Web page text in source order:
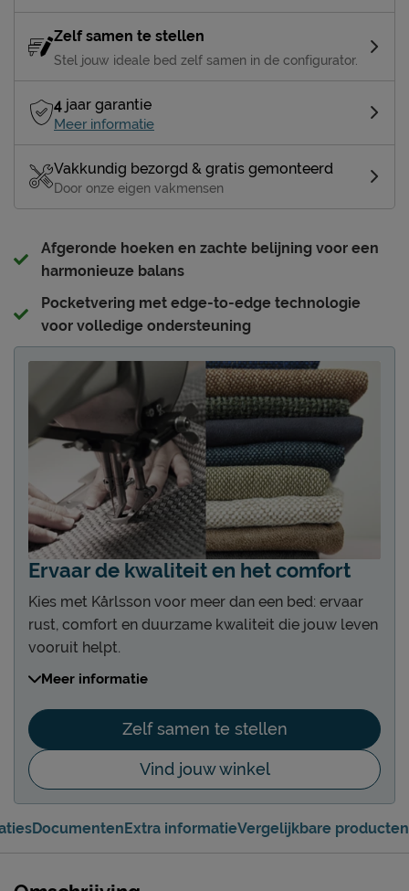
Zelf samen te stellen
Stel jouw ideale bed zelf samen in de configurator.
4 jaar garantie
Meer informatie
Vakkundig bezorgd & gratis gemonteerd
Door onze eigen vakmensen
Afgeronde hoeken en zachte belijning voor een
harmonieuze balans
Pocketvering met edge-to-edge technologie
voor volledige ondersteuning
Ervaar de kwaliteit en het comfort
Kies met Kårlsson voor meer dan een bed: ervaar
rust, comfort en duurzame kwaliteit die jouw leven
vooruit helpt.
Kies uit 4 soorten boxen of bedden
Kies uit 5 verschillende hoofdborden
Kies uit 15 unieke poten
Kies uit 25+ stof- en kleurgroepen
Meer informatie
Zelf samen te stellen
Vind jouw winkel
DocumentenExtra informatieVergelijkbare producten